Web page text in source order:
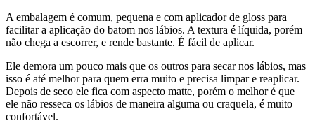
A embalagem é comum, pequena e com aplicador de gloss para
facilitar a aplicação do batom nos lábios. A textura é líquida, porém
não chega a escorrer, e rende bastante. É fácil de aplicar.
Ele demora um pouco mais que os outros para secar nos lábios, mas
isso é até melhor para quem erra muito e precisa limpar e reaplicar.
Depois de seco ele fica com aspecto matte, porém o melhor é que
ele não resseca os lábios de maneira alguma ou craquela, é muito
confortável.